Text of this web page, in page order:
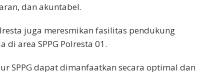
dan akuntabel.
juga meresmikan fasilitas pendukung
area SPPG Polresta 01.
SPPG dapat dimanfaatkan secara optimal dan